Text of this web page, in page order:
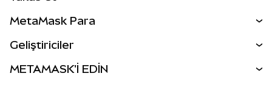
Perps
RWA'lar
MetaMask Para
Geliştiriciler
METAMASK'İ EDİN